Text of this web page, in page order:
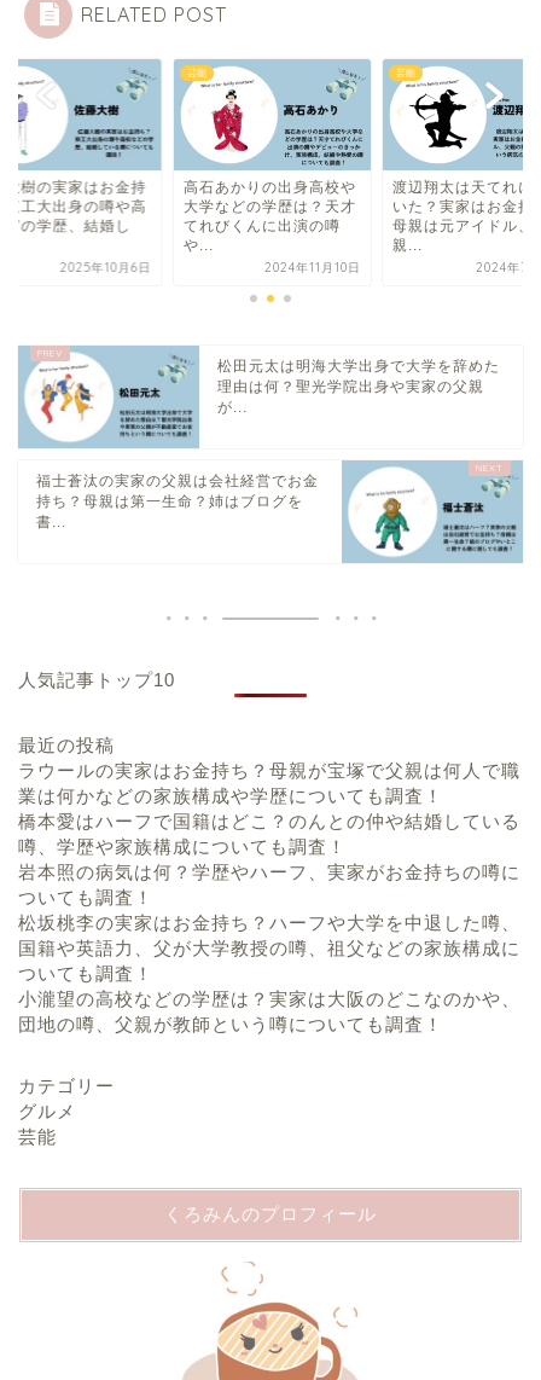
RELATED POST
あかりの出身高校や
などの学歴は？天才
びくんに出演の噂
2024年11月10日
芸能
渡辺翔太は天てれに出て
いた？実家はお金持ちで
母親は元アイドル、父
親...
2024年7月27日
芸能
佐藤大樹の実家はお
ち？東工大出身の噂
校などの学歴、結婚
て...
2025年10
松田元太は明海大学出身で大学を辞めた
理由は何？聖光学院出身や実家の父親
が...
福士蒼汰の実家の父親は会社経営でお金
持ち？母親は第一生命？姉はブログを
書...
人気記事トップ10
最近の投稿
ラウールの実家はお金持ち？母親が宝塚で父親は何人で職
業は何かなどの家族構成や学歴についても調査！
橋本愛はハーフで国籍はどこ？のんとの仲や結婚している
噂、学歴や家族構成についても調査！
岩本照の病気は何？学歴やハーフ、実家がお金持ちの噂に
ついても調査！
松坂桃李の実家はお金持ち？ハーフや大学を中退した噂、
国籍や英語力、父が大学教授の噂、祖父などの家族構成に
ついても調査！
小瀧望の高校などの学歴は？実家は大阪のどこなのかや、
団地の噂、父親が教師という噂についても調査！
カテゴリー
グルメ
芸能
くろみんのプロフィール